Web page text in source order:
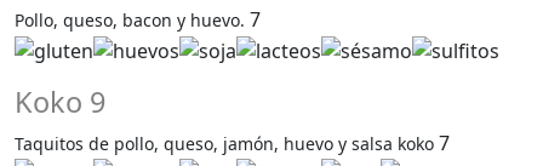
Pollo, queso, bacon y huevo. 7
Koko 9
Taquitos de pollo, queso, jamón, huevo y salsa koko 7